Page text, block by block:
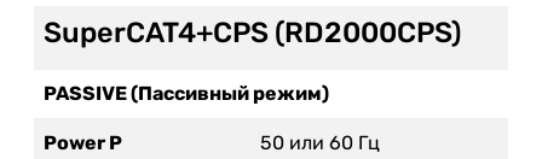
SuperCAT4+CPS (RD2000CPS)
PASSIVE (Пассивный режим)
Power P 50 или 60 Гц